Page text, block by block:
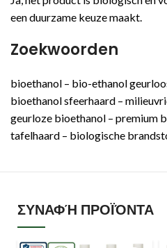
een duurzame keuze maakt.
Zoekwoorden
bioethanol – bio-ethanol
bioethanol sfeerhaard –
geurloze bioethanol – premium
tafelhaard – biologische
ΣΥΝΑΦΉ ΠΡΟΪΌΝΤΑ